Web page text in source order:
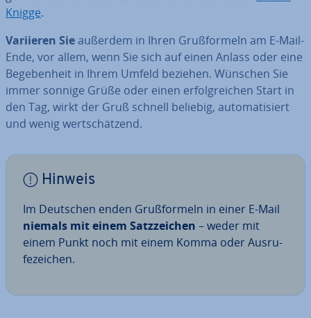
Knigge.
Variieren Sieaußerdem in Ihren Gruß­for­meln am E-Mail-
Ende, vor allem, wenn Sie sich auf einen Anlass oder eine
Be­ge­ben­heit in Ihrem Umfeld beziehen. Wünschen Sie
immer sonnige Grüße oder einen er­folg­rei­chen Start in
den Tag, wirkt der Gruß schnell beliebig, au­to­ma­ti­siert
und wenig wert­schät­zend.
Hinweis
Im Deutschen enden Gruß­for­meln in einer E-Mail
niemals mit einem Satz­zei­chen – weder mit
einem Punkt noch mit einem Komma oder Aus­ru­
fe­zei­chen.